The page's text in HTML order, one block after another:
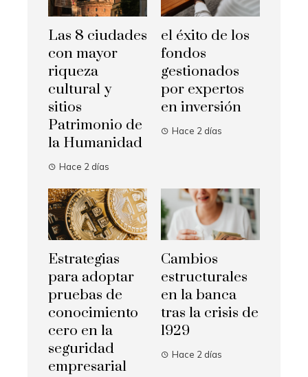
Las 8 ciudades
con mayor
riqueza
cultural y
sitios
Patrimonio de
la Humanidad
Hace 2 días
el éxito de los
fondos
gestionados
por expertos
en inversión
Hace 2 días
Estrategias
para adoptar
pruebas de
conocimiento
cero en la
seguridad
empresarial
Cambios
estructurales
en la banca
tras la crisis de
1929
Hace 2 días